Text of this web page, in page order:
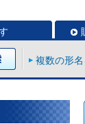
複数の形